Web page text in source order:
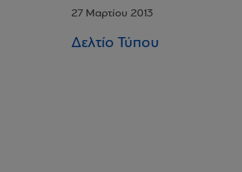
27 Μαρτίου 2013
Δελτίο Τύπου